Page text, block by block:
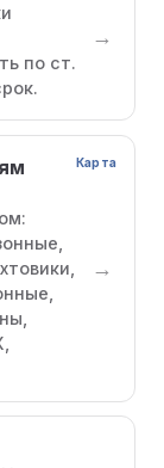
по ст.
→
Карта
→